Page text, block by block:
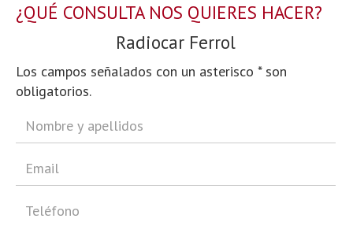
¿QUÉ CONSULTA NOS QUIERES HACER?
Radiocar Ferrol
Los campos señalados con un asterisco * son
obligatorios.